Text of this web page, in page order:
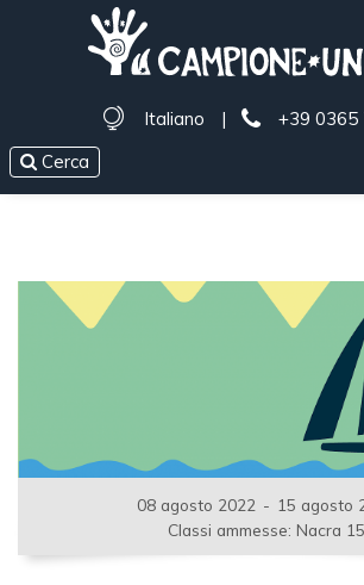
Italiano |
+39 0365
Cerca
08 agosto 2022 - 15 agosto
Classi ammesse: Nacra 15